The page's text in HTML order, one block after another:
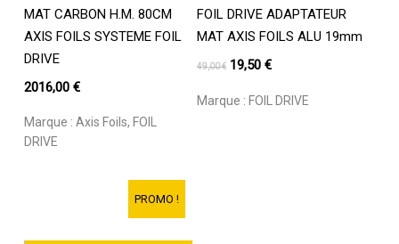
MAT CARBON H.M. 80CM
AXIS FOILS SYSTEME FOIL
DRIVE
2016,00 €
Marque : Axis Foils, FOIL
DRIVE
FOIL DRIVE ADAPTATEUR
MAT AXIS FOILS ALU 19mm
49,00€ Le
initial
19,50€Le
actuel
Marque : FOIL DRIVE
PROMO !